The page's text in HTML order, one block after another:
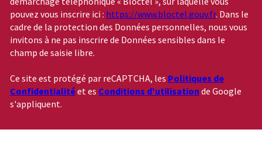
pouvez vous inscrire ici : https://www.bloctel.gouv.fr. Dans le
cadre de la protection des Données personnelles, nous vous
invitons à ne pas inscrire de Données sensibles dans le
champ de saisie libre.
Ce site est protégé par reCAPTCHA, les Politiques de
Confidentialitéet es Conditions d'utilisation de Google
s'appliquent.